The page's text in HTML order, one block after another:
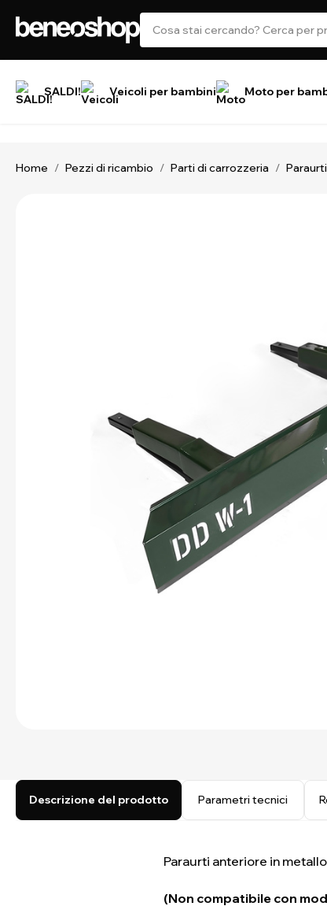
SALDI! Veicoli per bambini Moto per
Home / Pezzi di ricambio / Parti di carrozzeria /
Descrizione del prodotto Parametri tecnici
Paraurti anteriore in
(Non compatibile con